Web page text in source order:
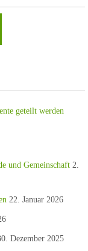
geteilt werden
und Gemeinschaft 2.
22. Januar 2026
Dezember 2025